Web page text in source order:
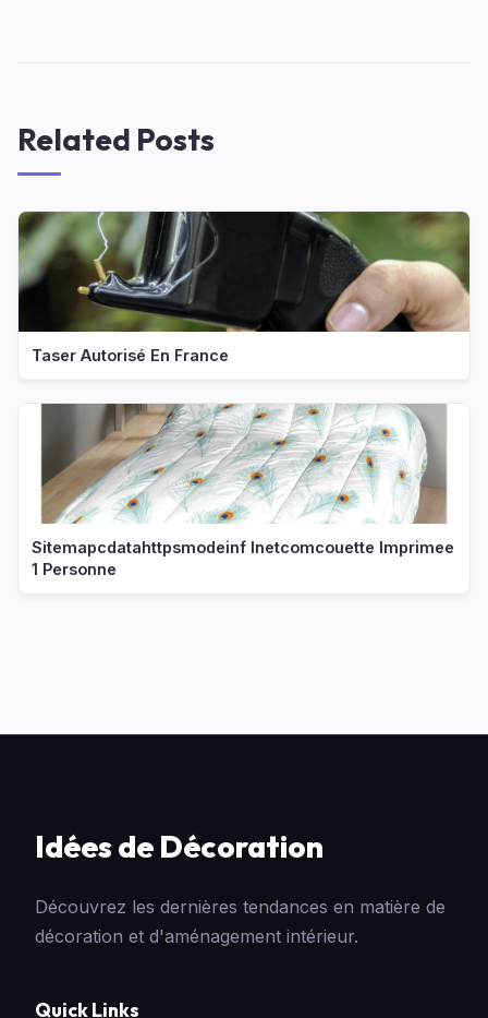
Related Posts
Taser Autorisé En France
Sitemapcdatahttpsmodeinf Inetcomcouette Imprimee
1 Personne
Idées de Décoration
Découvrez les dernières tendances en matière de
décoration et d'aménagement intérieur.
Quick Links